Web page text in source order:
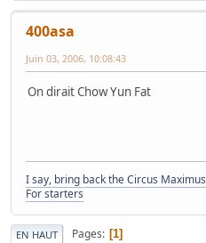
400asa
Juin 03, 2006, 10:08:43
On dirait Chow Yun Fat
I say, bring back the Circus Maximus
For starters
EN HAUT Pages 1